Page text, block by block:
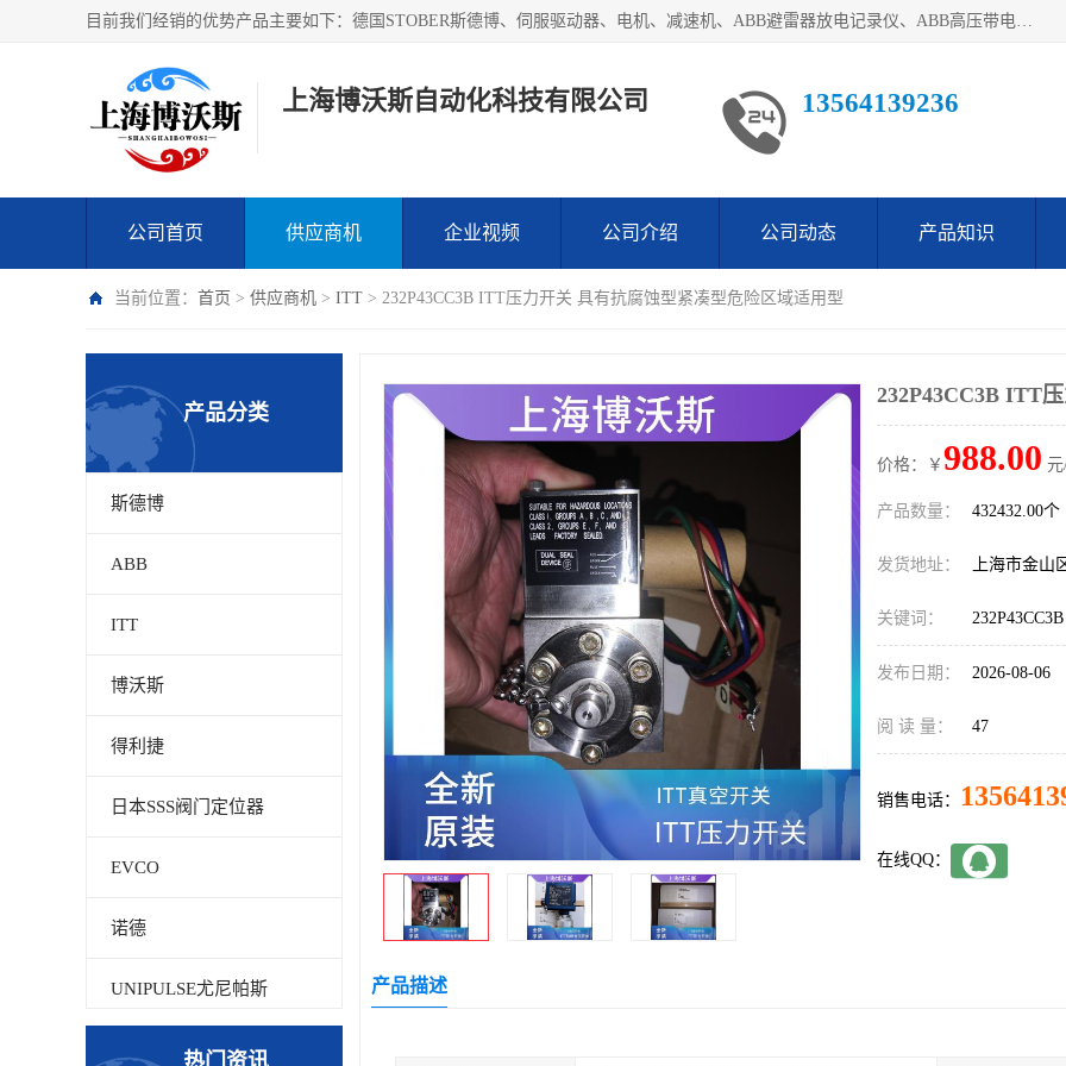
目前我们经销的优势产品主要如下：德国STOBER斯德博、伺服驱动器、电机、减速机、ABB避雷器放电记录仪、ABB高压带电指示器、模拟指示器、柜用照明灯、风机控制器、日本SSS阀门定位器；德国NORD诺德、德国SEW、ITT压力开关、ROSS、伦茨、WEST、ATOS、派克、SSS、三菱、 EVCO、 尤尼帕斯、日本三桥、三菱、威格士、KEB科比等等，品牌众多，无法一一列举！详情来电咨询
上海博沃斯自动化科技有限公司 13564139236
公司首页 供应商机 企业视频 公司介绍 公司动态 产品知识
当前位置： 首页 > 供应商机 > ITT > 232P43CC3B ITT压力开关 具有抗腐蚀型紧凑型危险区域适用型
产品分类
斯德博
ABB
ITT
博沃斯
得利捷
日本SSS阀门定位器
EVCO
诺德
UNIPULSE尤尼帕斯
热门资讯
232P43CC3B ITT
价格：￥ 988.00
产品数量： 432432.00个
发货地址： 上海市金山
关键词： 232P43CC3B
发布日期： 2026-08-06
阅 读 量： 47
销售电话：
在线QQ：
产品描述